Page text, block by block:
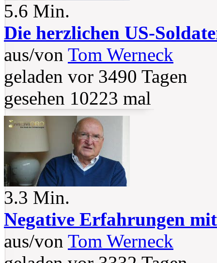
5.6 Min.
Die herzlichen US-
aus/von Tom Werneck
geladen vor 3490 Tagen
gesehen 10223 mal
3.3 Min.
Negative Erfahrungen
aus/von Tom Werneck